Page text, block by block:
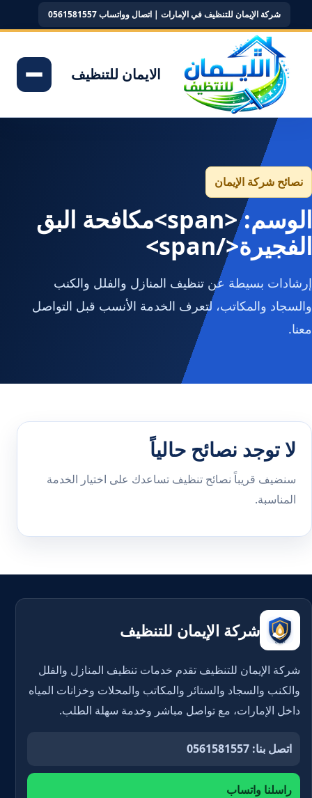
شركة الإيمان للتنظيف في الإمارات | اتصال وواتساب 0561581557
الايمان للتنظيف
نصائح شركة الإيمان
الوسم: <span>مكافحة البق
الفجيرة</span>
إرشادات بسيطة عن تنظيف المنازل والفلل والكنب
والسجاد والمكاتب، لتعرف الخدمة الأنسب قبل التواصل
معنا.
لا توجد نصائح حالياً
سنضيف قريباً نصائح تنظيف تساعدك على اختيار الخدمة
المناسبة.
شركة الإيمان للتنظيف
شركة الإيمان للتنظيف تقدم خدمات تنظيف المنازل والفلل
والكنب والسجاد والستائر والمكاتب والمحلات وخزانات المياه
داخل الإمارات، مع تواصل مباشر وخدمة سهلة الطلب.
اتصل بنا: 0561581557
راسلنا واتساب